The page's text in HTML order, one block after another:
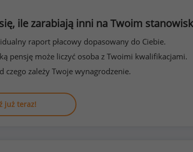
ile zarabiają inni na Twoim
raport płacowy dopasowany do Ciebie.
pensję może liczyć osoba z Twoimi kwalifikacjami.
czego zależy Twoje wynagrodzenie.
już teraz!